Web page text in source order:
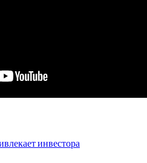
инвестора